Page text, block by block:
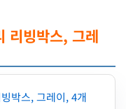
리빙박스, 그레